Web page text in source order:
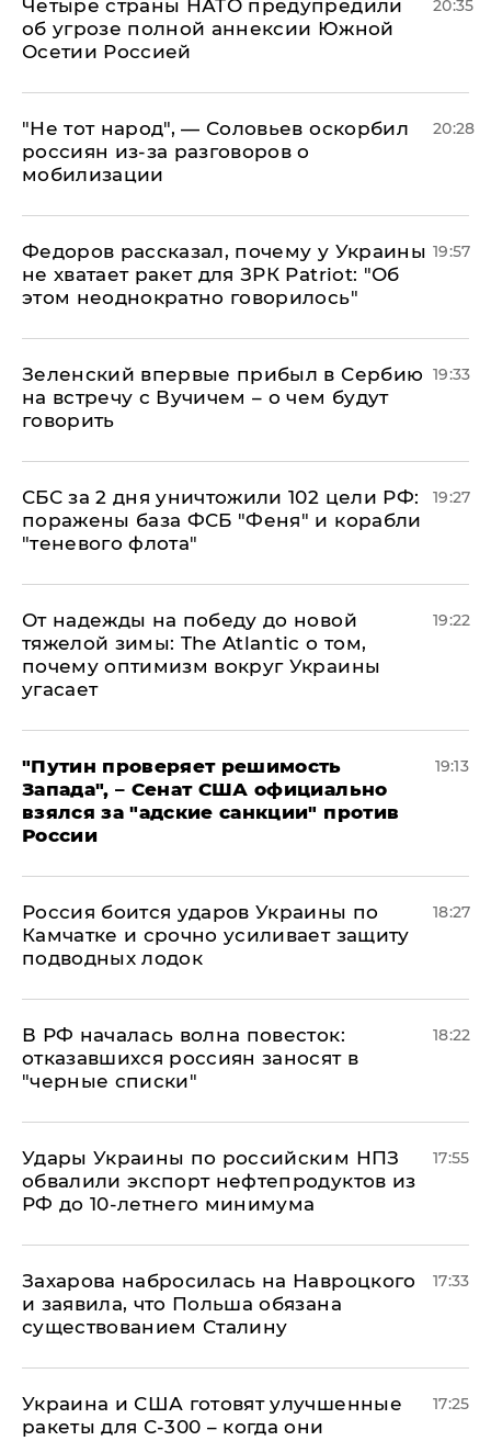
Четыре страны НАТО предупредили
об угрозе полной аннексии Южной
Осетии Россией
20:35
​"Не тот народ", — Соловьев оскорбил
россиян из-за разговоров о
мобилизации
20:28
Федоров рассказал, почему у Украины
не хватает ракет для ЗРК Patriot: "Об
этом неоднократно говорилось"
19:57
Зеленский впервые прибыл в Сербию
на встречу с Вучичем – о чем будут
говорить
19:33
СБС за 2 дня уничтожили 102 цели РФ:
поражены база ФСБ "Феня" и корабли
"теневого флота"
19:27
От надежды на победу до новой
тяжелой зимы: The Atlantic о том,
почему оптимизм вокруг Украины
угасает
19:22
"Путин проверяет решимость
Запада", – Сенат США официально
взялся за "адские санкции" против
России
19:13
Россия боится ударов Украины по
Камчатке и срочно усиливает защиту
подводных лодок
18:27
​В РФ началась волна повесток:
отказавшихся россиян заносят в
"черные списки"
18:22
Удары Украины по российским НПЗ
обвалили экспорт нефтепродуктов из
РФ до 10-летнего минимума
17:55
​Захарова набросилась на Навроцкого
и заявила, что Польша обязана
существованием Сталину
17:33
Украина и США готовят улучшенные
ракеты для С-300 – когда они
17:25